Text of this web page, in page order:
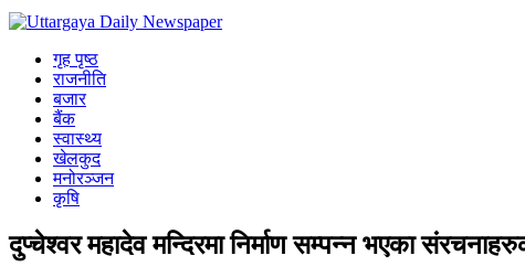
गृह पृष्ठ
राजनीति
बजार
बैंक
स्वास्थ्य
खेलकुद
मनोरञ्जन
कृषि
दुप्चेश्वर महादेव मन्दिरमा निर्माण सम्पन्न भएका